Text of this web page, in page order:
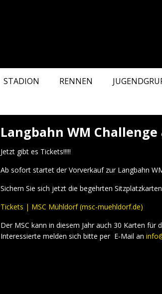
STADION RENNEN
Langbahn WM Challenge
Jetzt gibt es Tickets!!!!!
Ab sofort startet der Vorverkauf zur Langbahn
Sichern Sie sich jetzt die begehrten
Tickets | MSC Mühldorf (msc-muehldorf.de)
Der MSC kann in diesem Jahr auch 30 Karten
Interessierte melden sich bitte per E-Mail an